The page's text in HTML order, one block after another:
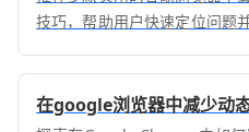
技巧，帮助用户快速定位问题
在google浏览器中减少动